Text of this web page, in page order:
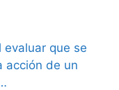
que se
acción de un